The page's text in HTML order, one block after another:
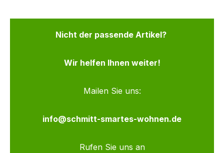
Nicht der passende Artikel?
Wir helfen Ihnen weiter!
Mailen Sie uns:
info@schmitt-smartes-wohnen.de
Rufen Sie uns an